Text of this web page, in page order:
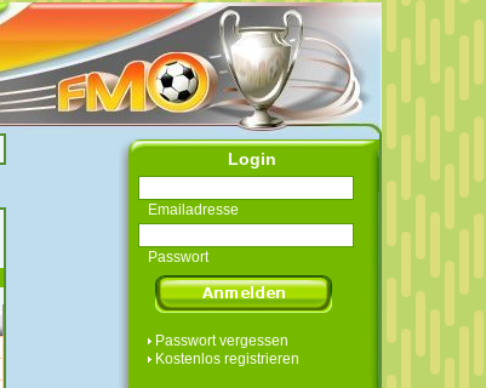
Login
Emailadresse
Passwort
Passwort vergessen
Kostenlos registrieren